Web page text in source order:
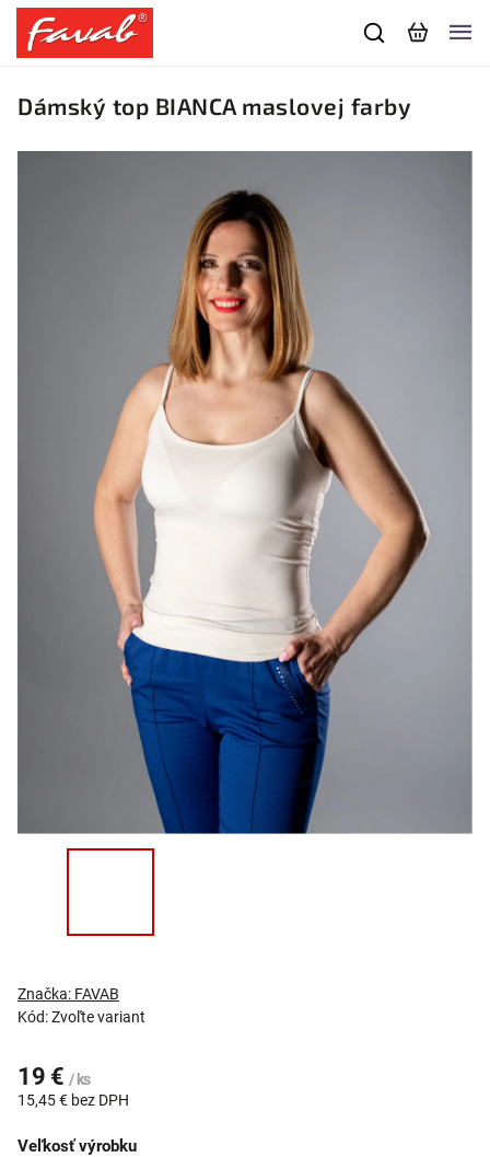
Dámský top BIANCA maslovej farby
Kód:Zvoľte variant
Značka: FAVAB
19 € / ks
15,45 € bez DPH
Veľkosť výrobku